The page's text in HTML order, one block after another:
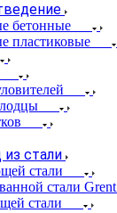
бетонные
пластиковые
стали
стали
стали Grent
стали